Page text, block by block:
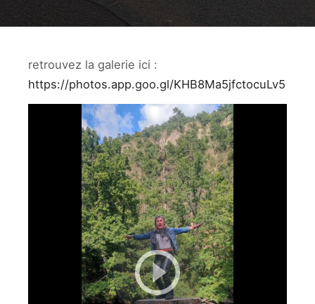
retrouvez la galerie ici :
https://photos.app.goo.gl/KHB8Ma5jfctocuLv5